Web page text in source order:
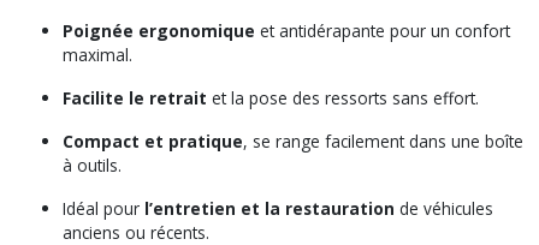
Poignée ergonomique et antidérapante pour un confort
maximal.
Facilite le retrait et la pose des ressorts sans effort.
Compact et pratique, se range facilement dans une boîte
à outils.
Idéal pour l’entretien et la restauration de véhicules
anciens ou récents.